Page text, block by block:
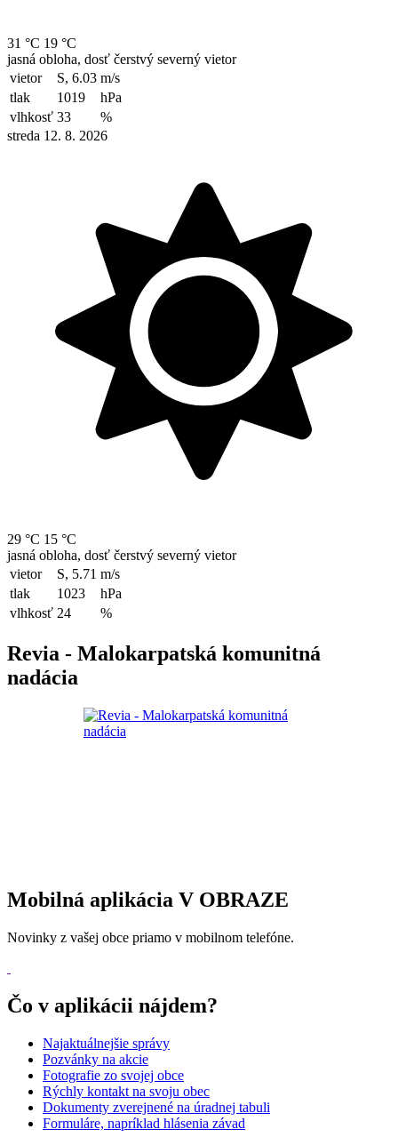
31 °C 19 °C
jasná obloha, dosť čerstvý severný vietor
vietor
S, 6.03 m/s
tlak
1019
hPa
vlhkosť 33
%
streda 12. 8. 2026
29 °C 15 °C
jasná obloha, dosť čerstvý severný vietor
vietor
S, 5.71 m/s
tlak
1023
hPa
vlhkosť 24 %
Revia - Malokarpatská komunitná
nadácia
Mobilná aplikácia V OBRAZE
Novinky z vašej obce priamo v mobilnom telefóne.
Čo v aplikácii nájdem?
Najaktuálnejšie správy
Pozvánky na akcie
Fotografie zo svojej obce
Rýchly kontakt na svoju obec
Dokumenty zverejnené na úradnej tabuli
Formuláre, napríklad hlásenia závad